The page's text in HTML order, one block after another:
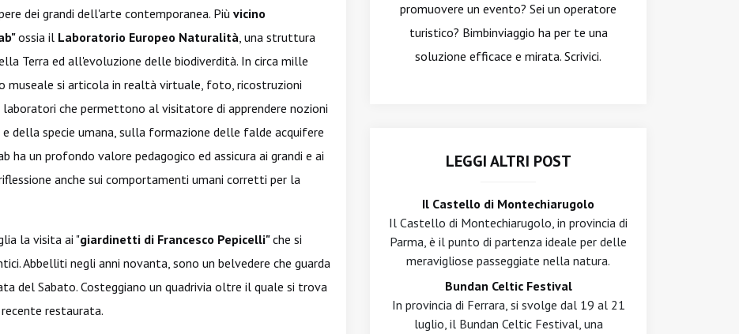
dei grandi dell'arte contemporanea. Più vicino
ossia il Laboratorio Europeo Naturalità, una struttura
Terra ed all'evoluzione delle biodiverdità. In circa mille
museale si articola in realtà virtuale, foto, ricostruzioni
laboratori che permettono al visitatore di apprendere nozioni
della specie umana, sulla formazione delle falde acquifere
ha un profondo valore pedagogico ed assicura ai grandi e ai
anche sui comportamenti umani corretti per la
la visita ai "giardinetti di Francesco Pepicelli"che si
Abbelliti negli anni novanta, sono un belvedere che guarda
del Sabato. Costeggiano un quadrivia oltre il quale si trova
restaurata.
promuovere un evento? Sei un operatore
turistico? Bimbinviaggio ha per te una
soluzione efficace e mirata. Scrivici.
LEGGI ALTRI POST
Il Castello di Montechiarugolo
Il Castello di Montechiarugolo, in provincia di
Parma, è il punto di partenza ideale per delle
meravigliose passeggiate nella natura.
Bundan Celtic Festival
In provincia di Ferrara, si svolge dal 19 al 21
luglio, il Bundan Celtic Festival, una